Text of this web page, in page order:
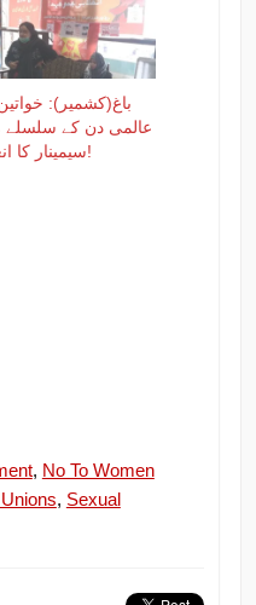
باغ(کشمیر):
عالمی دن کے سلسلے
سیمینار کا انعقاد!
, No To Women
, Sexual